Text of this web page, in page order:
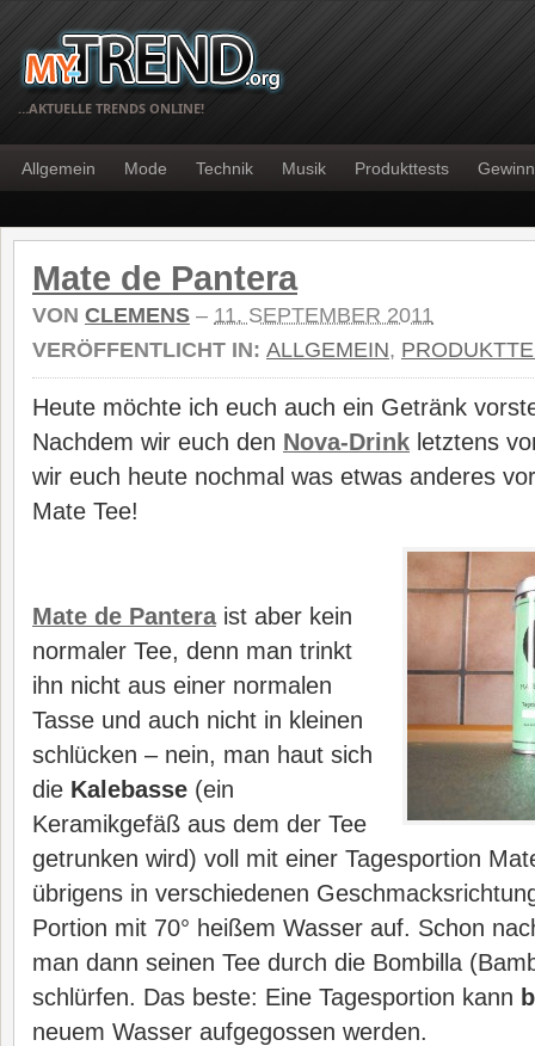
…AKTUELLE TRENDS ONLINE!
Allgemein Mode Technik Musik Produkttests
Mate de Pantera
VON CLEMENS – 11. SEPTEMBER 2011
VERÖFFENTLICHT IN: ALLGEMEIN,
Heute möchte ich euch auch ein Getränk
Nachdem wir euch den Nova-Drink letztens
wir euch heute nochmal was etwas anderes
Mate Tee!
Mate de Panteraist aber kein
normaler Tee, denn man trinkt
ihn nicht aus einer normalen
Tasse und auch nicht in kleinen
schlücken – nein, man haut sich
die Kalebasse (ein
Keramikgefäß aus dem der Tee
getrunken wird) voll mit einer Tagesportion
übrigens in verschiedenen
Portion mit 70° heißem Wasser auf. Schon
man dann seinen Tee durch die Bombilla
schlürfen. Das beste: Eine Tagesportion kann
neuem Wasser aufgegossen werden.